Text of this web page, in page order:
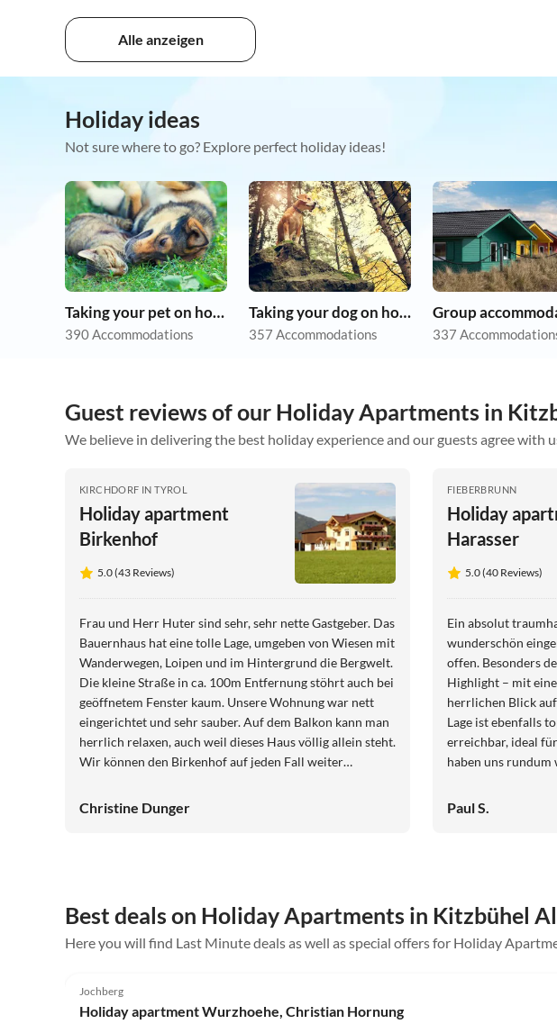
Alle anzeigen
Holiday ideas
Not sure where to go? Explore perfect holiday ideas!
Taking your pet on holiday
390 Accommodations
Taking your dog on holiday
357 Accommodations
Group
337
Guest reviews of our Holiday Apartments in
We believe in delivering the best holiday experience and our guests agree with
KIRCHDORF IN TYROL
Holiday apartment
Birkenhof
5.0 (43 Reviews)
Frau und Herr Huter sind sehr, sehr nette Gastgeber. Das
Bauernhaus hat eine tolle Lage, umgeben von Wiesen mit
Wanderwegen, Loipen und im Hintergrund die Bergwelt.
Die kleine Straße in ca. 100m Entfernung stöhrt auch bei
geöffnetem Fenster kaum. Unsere Wohnung war nett
eingerichtet und sehr sauber. Auf dem Balkon kann man
herrlich relaxen, auch weil dieses Haus völlig allein steht.
Wir können den Birkenhof auf jeden Fall weiter
Christine Dunger
FIEBERBRUNN
Holiday
Harasser
5.0 (40 Reviews)
Ein absolut
wunderschön
offen. Besonders
Highlight – mit
herrlichen Blick
Lage ist ebenfalls
erreichbar, ideal
haben uns
Paul S.
Best deals on Holiday Apartments in Kitzbühel
Here you will find Last Minute deals as well as special offers for Holiday
Jochberg
Holiday apartment Wurzhoehe, Christian Hornung